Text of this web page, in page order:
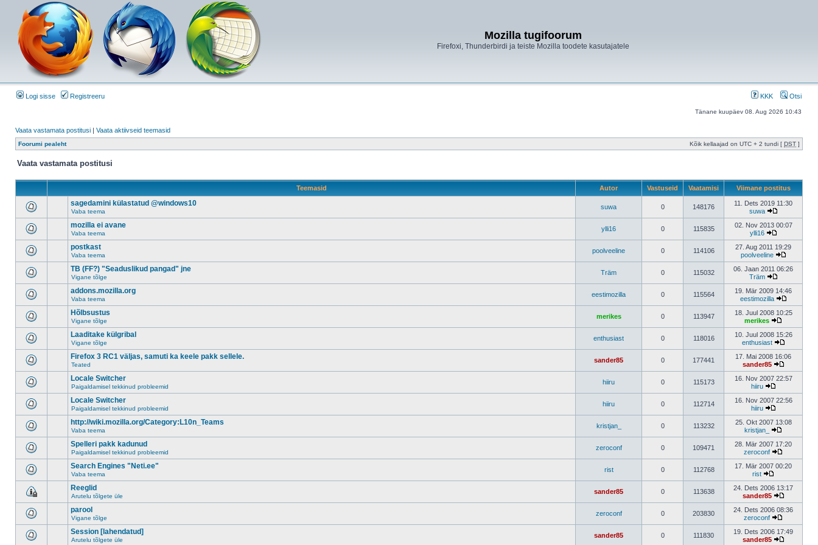
Mozilla tugifoorum
Firefoxi, Thunderbirdi ja teiste Mozilla toodete kasutajatele
Logi sisse Registreeru KKK Otsi
Tänane kuupäev 08. Aug 2026 10:43
Vaata vastamata postitusi | Vaata aktiivseid teemasid
Foorumi pealeht Kõik kellaajad on UTC + 2 tundi [ DST ]
Vaata vastamata postitusi
Teemasid Autor Vastuseid Vaatamisi Viimane postitus
sagedamini külastatud @windows10
Vaba teema
suwa 0 148176
11. Dets 2019 11:30
suwa
mozilla ei avane
Vaba teema
ylli16 0 115835
02. Nov 2013 00:07
ylli16
postkast
Vaba teema
poolveeline 0 114106
27. Aug 2011 19:29
poolveeline
TB (FF?) "Seaduslikud pangad" jne
Vigane tõlge
Träm 0 115032
06. Jaan 2011 06:26
Träm
addons.mozilla.org
Vaba teema
eestimozilla 0 115564
19. Mär 2009 14:46
eestimozilla
Hõlbsustus
Vigane tõlge
merikes 0 113947
18. Juul 2008 10:25
merikes
Laaditake külgribal
Vigane tõlge
enthusiast 0 118016
10. Juul 2008 15:26
enthusiast
Firefox 3 RC1 väljas, samuti ka keele pakk sellele.
Teated
sander85 0 177441
17. Mai 2008 16:06
sander85
Locale Switcher
Paigaldamisel tekkinud probleemid
hiiru 0 115173
16. Nov 2007 22:57
hiiru
Locale Switcher
Paigaldamisel tekkinud probleemid
hiiru 0 112714
16. Nov 2007 22:56
hiiru
http://wiki.mozilla.org/Category:L10n_Teams
Vaba teema
kristjan_ 0 113232
25. Okt 2007 13:08
kristjan_
Spelleri pakk kadunud
Paigaldamisel tekkinud probleemid
zeroconf 0 109471
28. Mär 2007 17:20
zeroconf
Search Engines "Neti.ee"
Vaba teema
rist 0 112768
17. Mär 2007 00:20
rist
Reeglid
Arutelu tõlgete üle
sander85 0 113638
24. Dets 2006 13:17
sander85
parool
Vigane tõlge
zeroconf 0 203830
24. Dets 2006 08:36
zeroconf
Session [lahendatud]
Arutelu tõlgete üle
sander85 0 111830
19. Dets 2006 17:49
sander85